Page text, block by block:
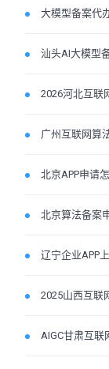
大模型备案代
汕头AI大模型
2026河北互联
广州互联网算
北京APP申请
北京算法备案
辽宁企业APP
2025山西互联
AIGC甘肃互联